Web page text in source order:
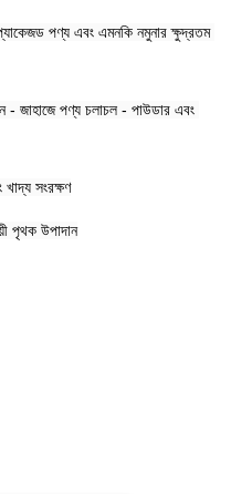
পণ্য এবং এমনকি নমুনার ক্ষুদ্রতম
- জাহাজে পণ্য চলাচল - পাউডার এবং
খাদ্য সংরক্ষণ
পৃথক উপাদান